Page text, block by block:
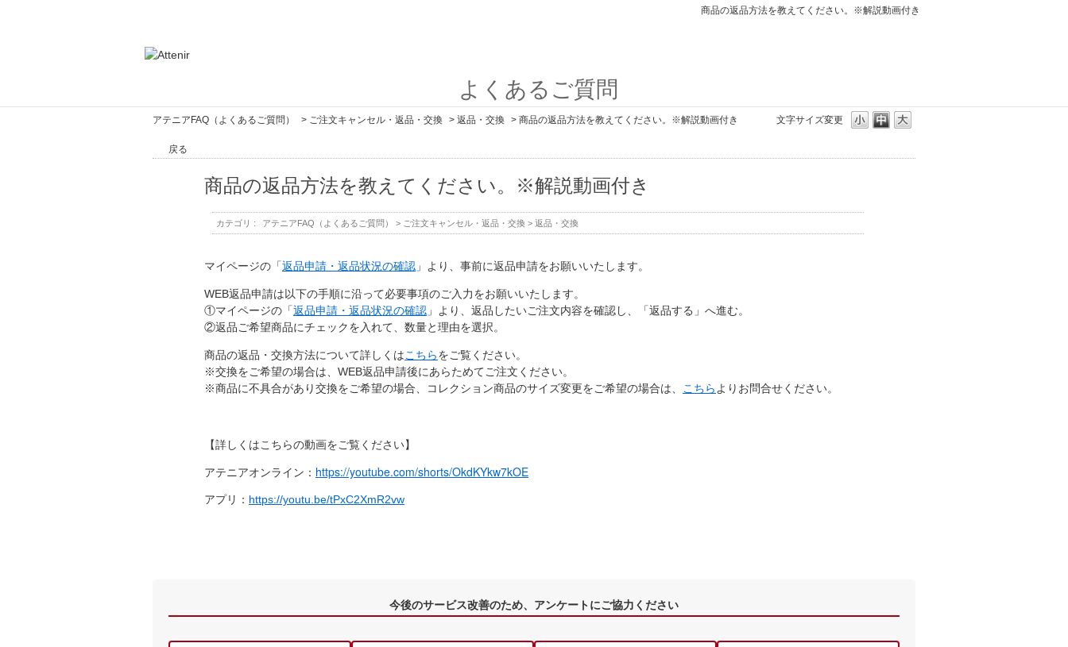
商品の返品方法を教えてください。※解説動画付き
よくあるご質問
文字サイズ変更
アテニアFAQ（よくあるご質問） > ご注文キャンセル・返品・交換 > 返品・交換 > 商品の返品方法を教えてください。※解説動画付き
戻る
商品の返品方法を教えてください。※解説動画付き
カテゴリ : アテニアFAQ（よくあるご質問） > ご注文キャンセル・返品・交換 > 返品・交換
マイページの「返品申請・返品状況の確認 」より、事前に返品申請をお願いいたします。
WEB返品申請は以下の手順に沿って必要事項のご入力をお願いいたします。
①マイページの「返品申請・返品状況の確認 」より、返品したいご注文内容を確認し、「返品する」へ進む。
②返品ご希望商品にチェックを入れて、数量と理由を選択。
商品の返品・交換方法について詳しくはこちらをご覧ください。
※交換をご希望の場合は、WEB返品申請後にあらためてご注文ください。
※商品に不具合があり交換をご希望の場合、コレクション商品のサイズ変更をご希望の場合は、
こちら よりお問合せください。
【詳しくはこちらの動画をご覧ください】
アテニアオンライン： https://youtube.com/shorts/OkdKYkw7kOE
アプリ： https://youtu.be/tPxC2XmR2vw
今後のサービス改善のため、アンケートにご協力ください